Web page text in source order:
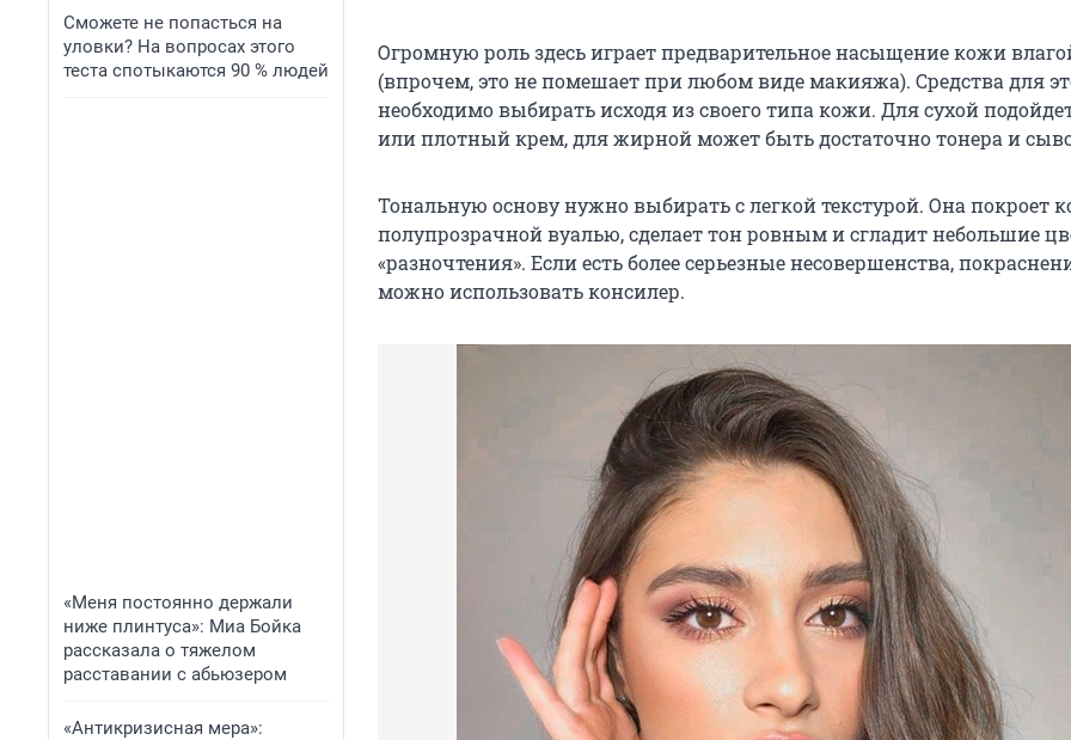
Сможете не попасться на
уловки? На вопросах этого
теста спотыкаются 90 % людей
«Меня постоянно держали
ниже плинтуса»: Миа Бойка
рассказала о тяжелом
расставании с абьюзером
«Антикризисная мера»:
Огромную роль здесь играет предварительное насыщение кожи
(впрочем, это не помешает при любом виде макияжа). Средства для
необходимо выбирать исходя из своего типа кожи. Для сухой
или плотный крем, для жирной может быть достаточно тонера и
Тональную основу нужно выбирать с легкой текстурой. Она покроет
полупрозрачной вуалью, сделает тон ровным и сгладит небольшие
«разночтения». Если есть более серьезные несовершенства,
можно использовать консилер.